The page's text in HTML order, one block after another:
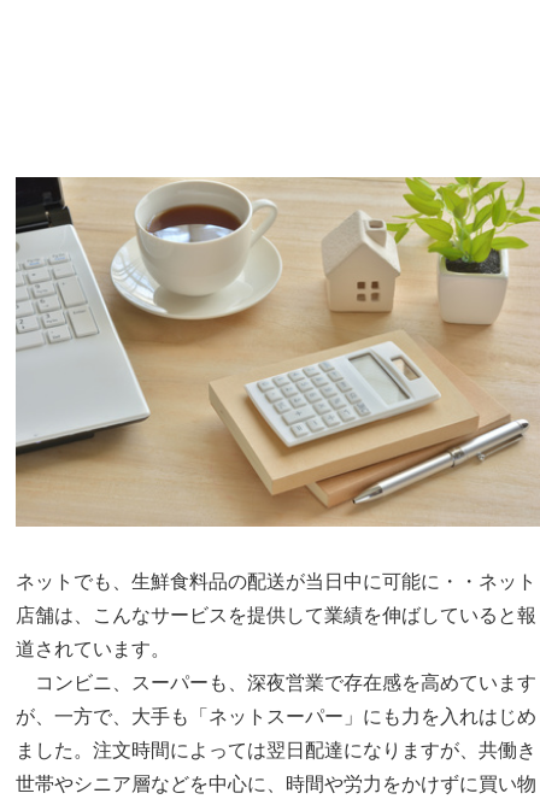
ネットでも、生鮮食料品の配送が当日中に可能に・・ネット
店舗は、こんなサービスを提供して業績を伸ばしていると報
道されています。
コンビニ、スーパーも、深夜営業で存在感を高めています
が、一方で、大手も「ネットスーパー」にも力を入れはじめ
ました。注文時間によっては翌日配達になりますが、共働き
世帯やシニア層などを中心に、時間や労力をかけずに買い物